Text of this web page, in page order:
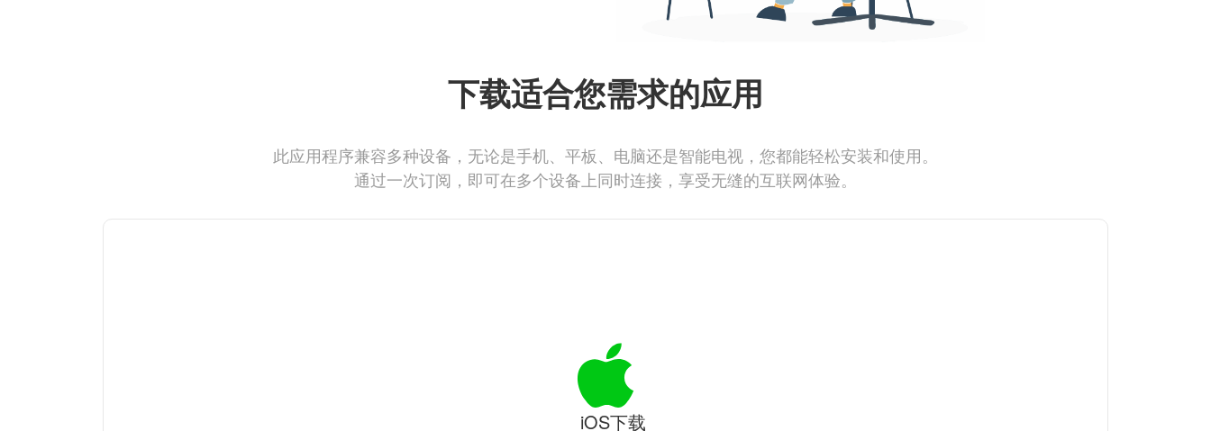
下载适合您需求的应用
此应用程序兼容多种设备，无论是手机、平板、电脑还是智能电视，您都能轻松安装和使用。
通过一次订阅，即可在多个设备上同时连接，享受无缝的互联网体验。
iOS下载